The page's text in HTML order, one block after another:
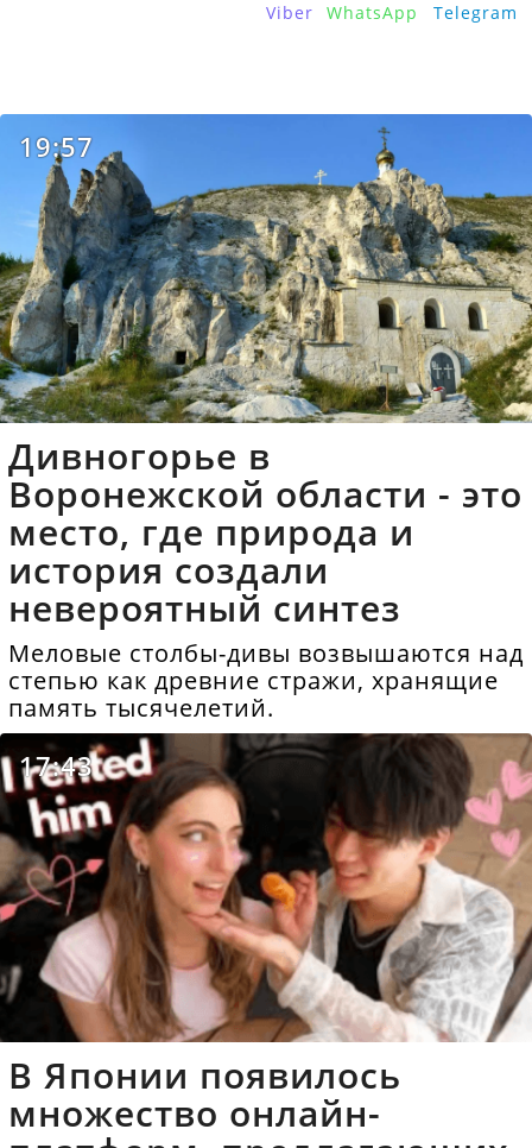
Viber WhatsApp Telegram
19:57
Дивногорье в
Воронежской области - это
место, где природа и
история создали
невероятный синтез
Меловые столбы-дивы возвышаются над
степью как древние стражи, хранящие
память тысячелетий.
17:43
В Японии появилось
множество онлайн-